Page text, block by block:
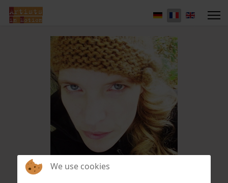
Inge Bos
We use cookies